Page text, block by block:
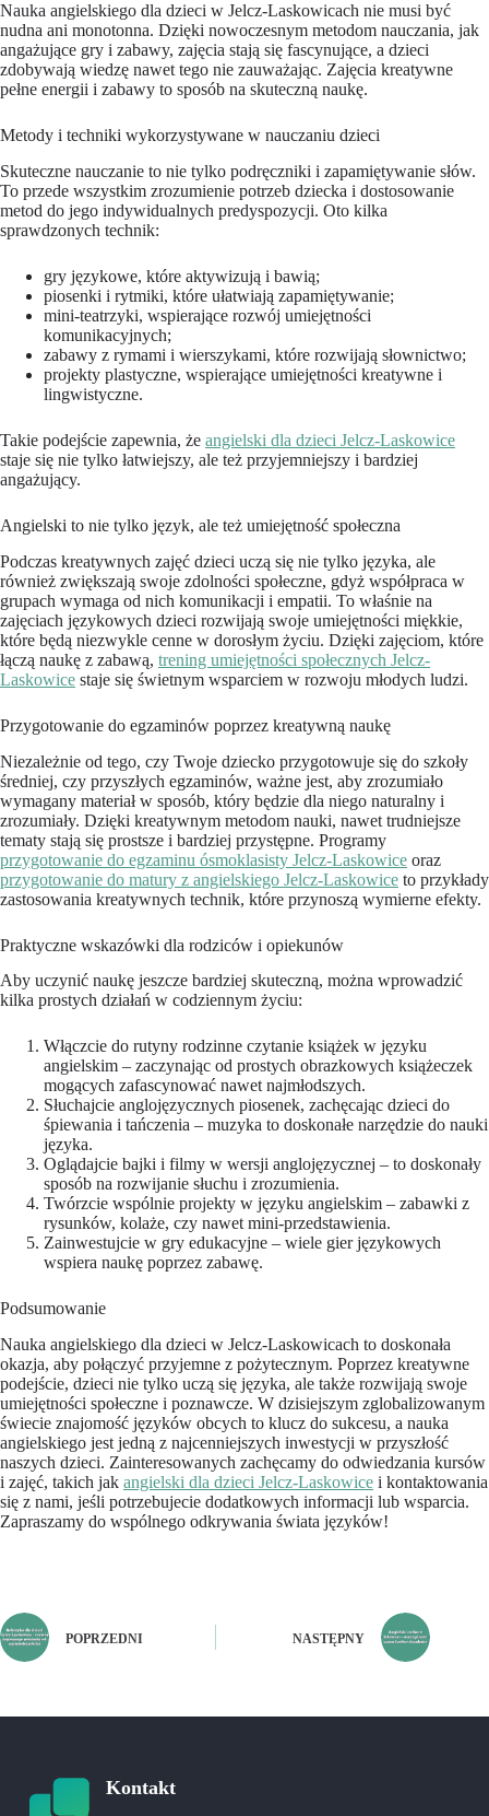
Nauka angielskiego dla dzieci w Jelcz-Laskowicach nie musi być
nudna ani monotonna. Dzięki nowoczesnym metodom nauczania, jak
angażujące gry i zabawy, zajęcia stają się fascynujące, a dzieci
zdobywają wiedzę nawet tego nie zauważając. Zajęcia kreatywne
pełne energii i zabawy to sposób na skuteczną naukę.
Metody i techniki wykorzystywane w nauczaniu dzieci
Skuteczne nauczanie to nie tylko podręczniki i zapamiętywanie słów.
To przede wszystkim zrozumienie potrzeb dziecka i dostosowanie
metod do jego indywidualnych predyspozycji. Oto kilka
sprawdzonych technik:
gry językowe, które aktywizują i bawią;
piosenki i rytmiki, które ułatwiają zapamiętywanie;
mini-teatrzyki, wspierające rozwój umiejętności
komunikacyjnych;
zabawy z rymami i wierszykami, które rozwijają słownictwo;
projekty plastyczne, wspierające umiejętności kreatywne i
lingwistyczne.
Takie podejście zapewnia, że angielski dla dzieci Jelcz-Laskowice
staje się nie tylko łatwiejszy, ale też przyjemniejszy i bardziej
angażujący.
Angielski to nie tylko język, ale też umiejętność społeczna
Podczas kreatywnych zajęć dzieci uczą się nie tylko języka, ale
również zwiększają swoje zdolności społeczne, gdyż współpraca w
grupach wymaga od nich komunikacji i empatii. To właśnie na
zajęciach językowych dzieci rozwijają swoje umiejętności miękkie,
które będą niezwykle cenne w dorosłym życiu. Dzięki zajęciom, które
łączą naukę z zabawą, trening umiejętności społecznych Jelcz-
Laskowice staje się świetnym wsparciem w rozwoju młodych ludzi.
Przygotowanie do egzaminów poprzez kreatywną naukę
Niezależnie od tego, czy Twoje dziecko przygotowuje się do szkoły
średniej, czy przyszłych egzaminów, ważne jest, aby zrozumiało
wymagany materiał w sposób, który będzie dla niego naturalny i
zrozumiały. Dzięki kreatywnym metodom nauki, nawet trudniejsze
tematy stają się prostsze i bardziej przystępne. Programy
przygotowanie do egzaminu ósmoklasisty Jelcz-Laskowice oraz
przygotowanie do matury z angielskiego Jelcz-Laskowice to przykłady
zastosowania kreatywnych technik, które przynoszą wymierne efekty.
Praktyczne wskazówki dla rodziców i opiekunów
Aby uczynić naukę jeszcze bardziej skuteczną, można wprowadzić
kilka prostych działań w codziennym życiu:
Włączcie do rutyny rodzinne czytanie książek w języku
angielskim – zaczynając od prostych obrazkowych książeczek
mogących zafascynować nawet najmłodszych.
Słuchajcie anglojęzycznych piosenek, zachęcając dzieci do
śpiewania i tańczenia – muzyka to doskonałe narzędzie do nauki
języka.
Oglądajcie bajki i filmy w wersji anglojęzycznej – to doskonały
sposób na rozwijanie słuchu i zrozumienia.
Twórzcie wspólnie projekty w języku angielskim – zabawki z
rysunków, kolaże, czy nawet mini-przedstawienia.
Zainwestujcie w gry edukacyjne – wiele gier językowych
wspiera naukę poprzez zabawę.
Podsumowanie
Nauka angielskiego dla dzieci w Jelcz-Laskowicach to doskonała
okazja, aby połączyć przyjemne z pożytecznym. Poprzez kreatywne
podejście, dzieci nie tylko uczą się języka, ale także rozwijają swoje
umiejętności społeczne i poznawcze. W dzisiejszym zglobalizowanym
świecie znajomość języków obcych to klucz do sukcesu, a nauka
angielskiego jest jedną z najcenniejszych inwestycji w przyszłość
naszych dzieci. Zainteresowanych zachęcamy do odwiedzania kursów
i zajęć, takich jak angielski dla dzieci Jelcz-Laskowice i kontaktowania
się z nami, jeśli potrzebujecie dodatkowych informacji lub wsparcia.
Zapraszamy do wspólnego odkrywania świata języków!
POPRZEDNI NASTĘPNY
Kontakt